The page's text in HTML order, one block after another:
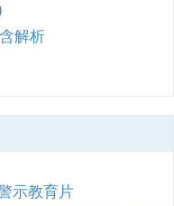
解析
示教育片